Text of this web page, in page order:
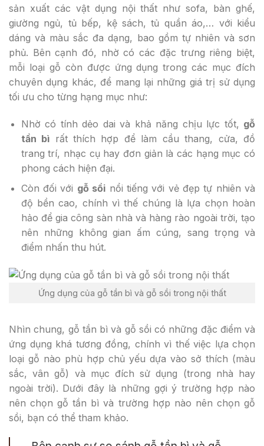
sản xuất các vật dụng nội thất như sofa, bàn ghế,
giường ngủ, tủ bếp, kệ sách, tủ quần áo,… với kiểu
dáng và màu sắc đa dạng, bao gồm tự nhiên và sơn
phủ. Bên cạnh đó, nhờ có các đặc trưng riêng biệt,
mỗi loại gỗ còn được ứng dụng trong các mục đích
chuyên dụng khác, để mang lại những giá trị sử dụng
tối ưu cho từng hạng mục như:
Nhờ có tính dẻo dai và khả năng chịu lực tốt, gỗ
tần bì rất thích hợp để làm cầu thang, cửa, đồ
trang trí, nhạc cụ hay đơn giản là các hạng mục có
phong cách hiện đại.
Còn đối với gỗ sồi nổi tiếng với vẻ đẹp tự nhiên và
độ bền cao, chính vì thế chúng là lựa chọn hoàn
hảo để gia công sàn nhà và hàng rào ngoài trời, tạo
nên những không gian ấm cúng, sang trọng và
điểm nhấn thu hút.
Ứng dụng của gỗ tần bì và gỗ sồi trong nội thất
Nhìn chung, gỗ tần bì và gỗ sồi có những đặc điểm và
ứng dụng khá tương đồng, chính vì thế việc lựa chọn
loại gỗ nào phù hợp chủ yếu dựa vào sở thích (màu
sắc, vân gỗ) và mục đích sử dụng (trong nhà hay
ngoài trời). Dưới đây là những gợi ý trường hợp nào
nên chọn gỗ tần bì và trường hợp nào nên chọn gỗ
sồi, bạn có thể tham khảo.